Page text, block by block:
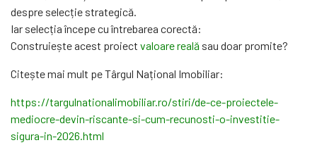
despre selecție strategică.
Iar selecția începe cu întrebarea corectă:
Construiește acest proiect valoare reală sau doar promite?
Citește mai mult pe Târgul Național Imobiliar:
https://targulnationalimobiliar.ro/stiri/de-ce-proiectele-
mediocre-devin-riscante-si-cum-recunosti-o-investitie-
sigura-in-2026.html